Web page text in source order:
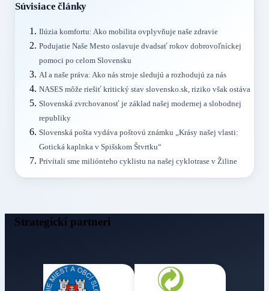
Súvisiace články
Ilúzia komfortu: Ako mobilita ovplyvňuje naše zdravie
Podujatie Naše Mesto oslavuje dvadsať rokov dobrovoľníckej
pomoci po celom Slovensku
AI a naše práva: Ako nás stroje sledujú a rozhodujú za nás
NASES môže riešiť kritický stav slovensko.sk, riziko však ostáva
Slovenská zvrchovanosť je základ našej modernej a slobodnej
republiky
Slovenská pošta vydáva poštovú známku „Krásy našej vlasti:
Gotická kaplnka v Spišskom Štvrtku“
Privítali sme miliónteho cyklistu na našej cyklotrase v Žiline
Strategickí partneri